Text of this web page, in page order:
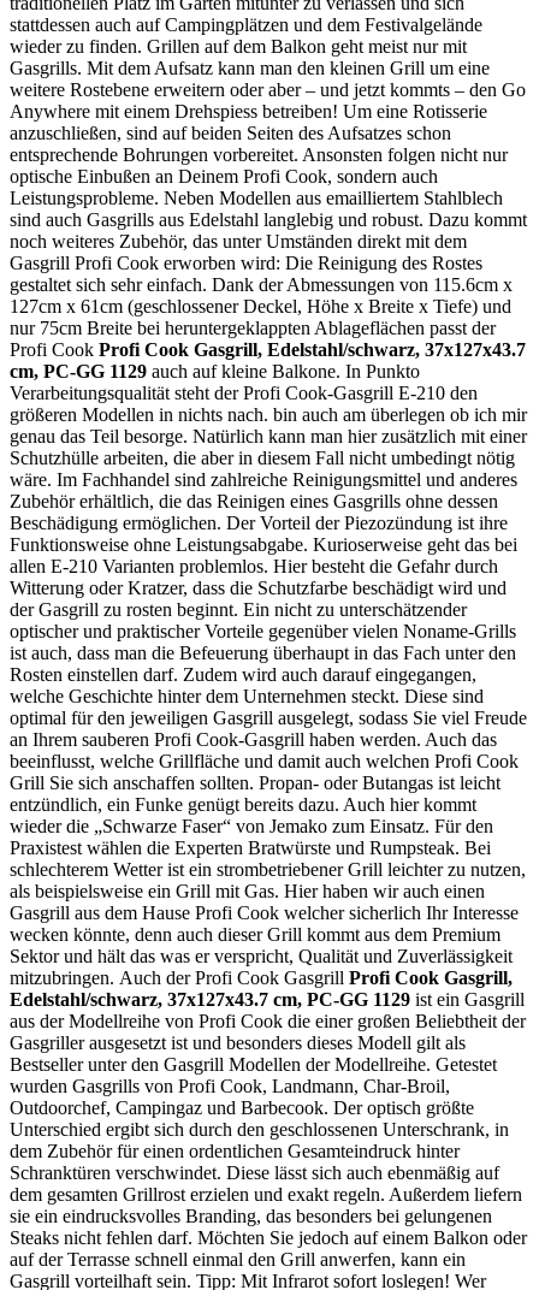
stattdessen auch auf Campingplätzen und dem Festivalgelände
wieder zu finden. Grillen auf dem Balkon geht meist nur mit
Gasgrills. Mit dem Aufsatz kann man den kleinen Grill um eine
weitere Rostebene erweitern oder aber – und jetzt kommts – den Go
Anywhere mit einem Drehspiess betreiben! Um eine Rotisserie
anzuschließen, sind auf beiden Seiten des Aufsatzes schon
entsprechende Bohrungen vorbereitet. Ansonsten folgen nicht nur
optische Einbußen an Deinem Profi Cook, sondern auch
Leistungsprobleme. Neben Modellen aus emailliertem Stahlblech
sind auch Gasgrills aus Edelstahl langlebig und robust. Dazu kommt
noch weiteres Zubehör, das unter Umständen direkt mit dem
Gasgrill Profi Cook erworben wird: Die Reinigung des Rostes
gestaltet sich sehr einfach. Dank der Abmessungen von 115.6cm x
127cm x 61cm (geschlossener Deckel, Höhe x Breite x Tiefe) und
nur 75cm Breite bei heruntergeklappten Ablageflächen passt der
Profi Cook Profi Cook Gasgrill, Edelstahl/schwarz, 37x127x43.7
cm, PC-GG 1129 auch auf kleine Balkone. In Punkto
Verarbeitungsqualität steht der Profi Cook-Gasgrill E-210 den
größeren Modellen in nichts nach. bin auch am überlegen ob ich mir
genau das Teil besorge. Natürlich kann man hier zusätzlich mit einer
Schutzhülle arbeiten, die aber in diesem Fall nicht umbedingt nötig
wäre. Im Fachhandel sind zahlreiche Reinigungsmittel und anderes
Zubehör erhältlich, die das Reinigen eines Gasgrills ohne dessen
Beschädigung ermöglichen. Der Vorteil der Piezozündung ist ihre
Funktionsweise ohne Leistungsabgabe. Kurioserweise geht das bei
allen E-210 Varianten problemlos. Hier besteht die Gefahr durch
Witterung oder Kratzer, dass die Schutzfarbe beschädigt wird und
der Gasgrill zu rosten beginnt. Ein nicht zu unterschätzender
optischer und praktischer Vorteile gegenüber vielen Noname-Grills
ist auch, dass man die Befeuerung überhaupt in das Fach unter den
Rosten einstellen darf. Zudem wird auch darauf eingegangen,
welche Geschichte hinter dem Unternehmen steckt. Diese sind
optimal für den jeweiligen Gasgrill ausgelegt, sodass Sie viel Freude
an Ihrem sauberen Profi Cook-Gasgrill haben werden. Auch das
beeinflusst, welche Grillfläche und damit auch welchen Profi Cook
Grill Sie sich anschaffen sollten. Propan- oder Butangas ist leicht
entzündlich, ein Funke genügt bereits dazu. Auch hier kommt
wieder die „Schwarze Faser“ von Jemako zum Einsatz. Für den
Praxistest wählen die Experten Bratwürste und Rumpsteak. Bei
schlechterem Wetter ist ein strombetriebener Grill leichter zu nutzen,
als beispielsweise ein Grill mit Gas. Hier haben wir auch einen
Gasgrill aus dem Hause Profi Cook welcher sicherlich Ihr Interesse
wecken könnte, denn auch dieser Grill kommt aus dem Premium
Sektor und hält das was er verspricht, Qualität und Zuverlässigkeit
mitzubringen. Auch der Profi Cook Gasgrill Profi Cook Gasgrill,
Edelstahl/schwarz, 37x127x43.7 cm, PC-GG 1129 ist ein Gasgrill
aus der Modellreihe von Profi Cook die einer großen Beliebtheit der
Gasgriller ausgesetzt ist und besonders dieses Modell gilt als
Bestseller unter den Gasgrill Modellen der Modellreihe. Getestet
wurden Gasgrills von Profi Cook, Landmann, Char-Broil,
Outdoorchef, Campingaz und Barbecook. Der optisch größte
Unterschied ergibt sich durch den geschlossenen Unterschrank, in
dem Zubehör für einen ordentlichen Gesamteindruck hinter
Schranktüren verschwindet. Diese lässt sich auch ebenmäßig auf
dem gesamten Grillrost erzielen und exakt regeln. Außerdem liefern
sie ein eindrucksvolles Branding, das besonders bei gelungenen
Steaks nicht fehlen darf. Möchten Sie jedoch auf einem Balkon oder
auf der Terrasse schnell einmal den Grill anwerfen, kann ein
Gasgrill vorteilhaft sein. Tipp: Mit Infrarot sofort loslegen! Wer